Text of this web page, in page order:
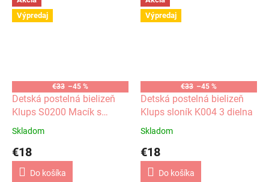
Výpredaj
€33 –45 %
Detská postelná bielizeň
Klups S0200 Macík s
hviezdami 3 dielna
Skladom
€18
Do košíka
Výpredaj
€33 –45 %
Detská postelná bielizeň
Klups sloník K004 3 dielna
Skladom
€18
Do košíka